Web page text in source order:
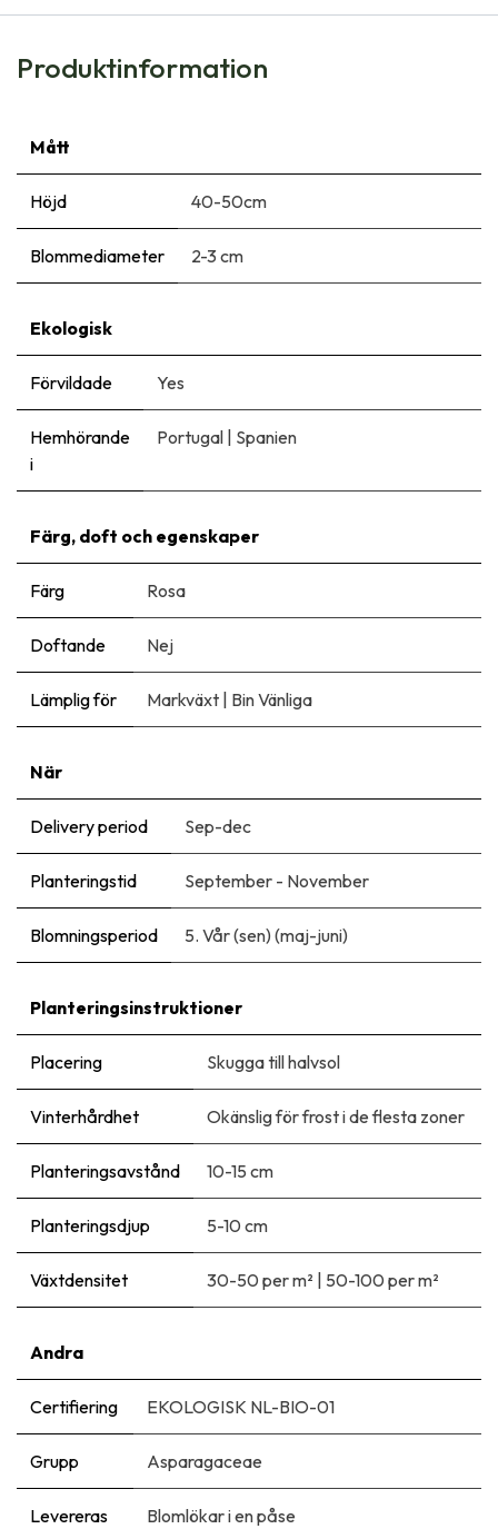
Produktinformation
Mått
Höjd 40-50cm
Blommediameter 2-3 cm
Ekologisk
Förvildade Yes
Hemhörande
i
Portugal | Spanien
Färg, doft och egenskaper
Färg Rosa
Doftande Nej
Lämplig för Markväxt | Bin Vänliga
När
Delivery period Sep-dec
Planteringstid September - November
Blomningsperiod 5. Vår (sen) (maj-juni)
Planteringsinstruktioner
Placering Skugga till halvsol
Vinterhårdhet Okänslig för frost i de flesta zoner
Planteringsavstånd 10-15 cm
Planteringsdjup 5-10 cm
Växtdensitet 30-50 per m² | 50-100 per m²
Andra
Certifiering EKOLOGISK NL-BIO-01
Grupp Asparagaceae
Levereras
Blomlökar i en påse